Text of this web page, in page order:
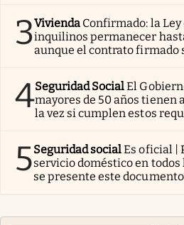
3Vivienda Confirmado: la Ley
inquilinos permanecer
aunque el contrato firmado
4Seguridad SocialEl
mayores de 50 años tienen
la vez si cumplen estos
5Seguridad socialEs oficial |
servicio doméstico en todos
se presente este documento